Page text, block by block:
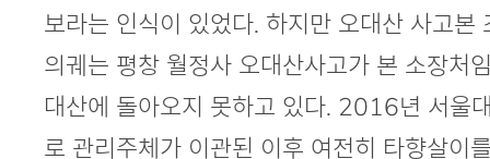
보라는 인식이 있었다. 하지만 오대산 사고본
의궤는 평창 월정사 오대산사고가 본 소장처
대산에 돌아오지 못하고 있다. 2016년 서울
로 관리주체가 이관된 이후 여전히 타향살이